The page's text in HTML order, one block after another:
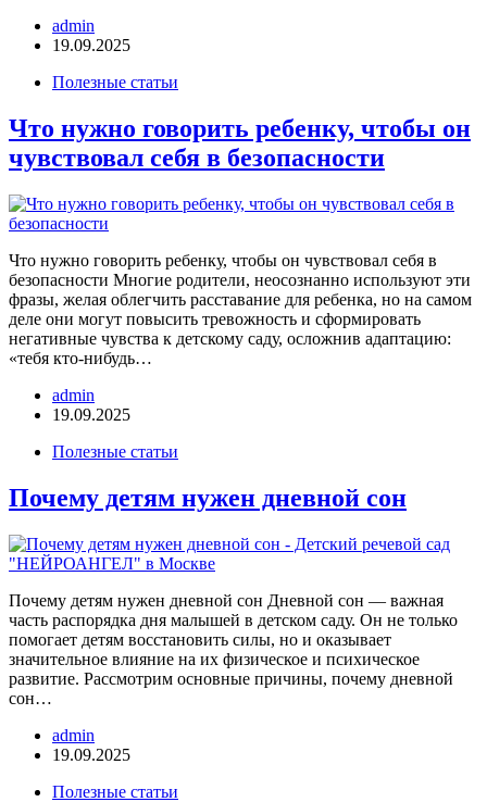
admin
19.09.2025
Полезные статьи
Что нужно говорить ребенку, чтобы он
чувствовал себя в безопасности
Что нужно говорить ребенку, чтобы он чувствовал себя в
безопасности Многие родители, неосознанно используют эти
фразы, желая облегчить расставание для ребенка, но на самом
деле они могут повысить тревожность и сформировать
негативные чувства к детскому саду, осложнив адаптацию:
«тебя кто-нибудь…
admin
19.09.2025
Полезные статьи
Почему детям нужен дневной сон
Почему детям нужен дневной сон Дневной сон — важная
часть распорядка дня малышей в детском саду. Он не только
помогает детям восстановить силы, но и оказывает
значительное влияние на их физическое и психическое
развитие. Рассмотрим основные причины, почему дневной
сон…
admin
19.09.2025
Полезные статьи